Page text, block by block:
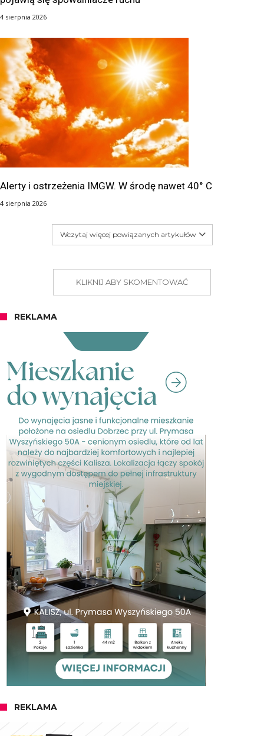
4 sierpnia 2026
Alerty i ostrzeżenia IMGW. W środę nawet 40° C
4 sierpnia 2026
Wczytaj więcej powiązanych artykułów
KLIKNIJ ABY SKOMENTOWAĆ
REKLAMA
REKLAMA